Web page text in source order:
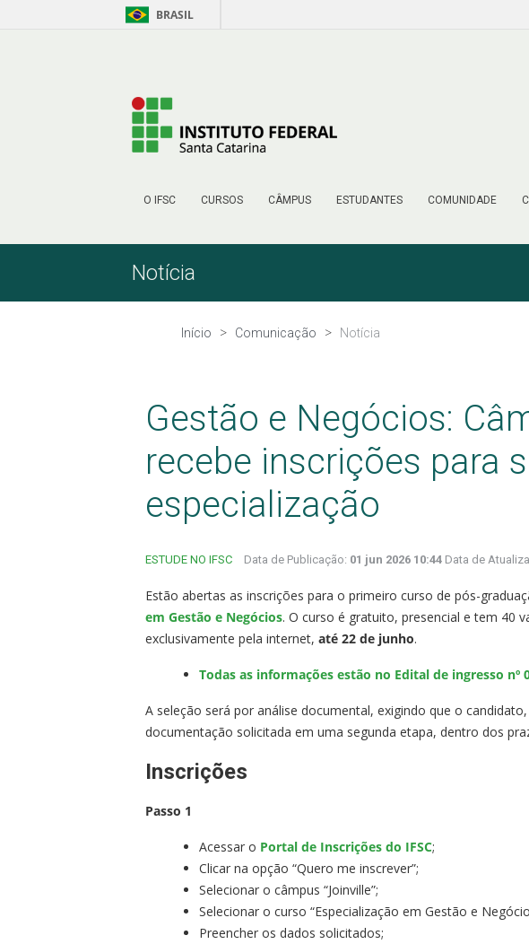
Pular para o Conteúdo BRASIL
O IFSC CURSOS CÂMPUS ESTUDANTES COMUNIDADE
Notícia
Início Comunicação Notícia
Gestão e Negócios:
recebe inscrições para
especialização
ESTUDE NO IFSC Data de Publicação: 01 jun 2026 10:44 Data de
Estão abertas as inscrições para o primeiro curso de pós-
em Gestão e Negócios. O curso é gratuito, presencial e tem 40
exclusivamente pela internet, até 22 de junho.
Todas as informações estão no Edital de ingresso nº
A seleção será por análise documental, exigindo que o
documentação solicitada em uma segunda etapa, dentro dos
Inscrições
Passo 1
Acessar o Portal de Inscrições do IFSC;
Clicar na opção “Quero me inscrever”;
Selecionar o câmpus “Joinville”;
Selecionar o curso “Especialização em Gestão e
Preencher os dados solicitados;